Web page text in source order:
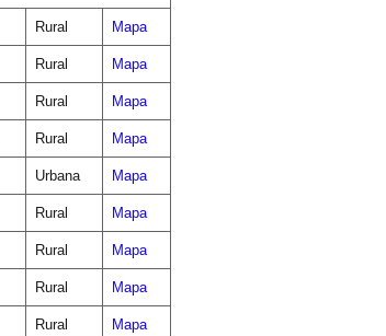
Rural Mapa
Rural Mapa
Rural Mapa
Rural Mapa
Urbana Mapa
Rural Mapa
Rural Mapa
Rural Mapa
Rural Mapa